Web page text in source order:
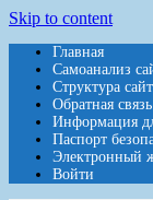
Skip to content
Главная
Самоанализ
Структура
Обратная связь
Информация
Паспорт
Электронный
Войти